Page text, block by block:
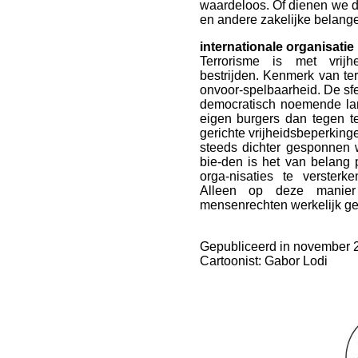
waardeloos. Of dienen we
en andere zakelijke
internationale organisatie
Terrorisme is met
bestrijden. Kenmerk van
onvoor-spelbaarheid. De
democratisch noemende
eigen burgers dan tegen
gerichte
steeds dichter gesponnen
bie-den is het van belang
orga-nisaties te
Alleen op deze
mensenrechten werkelijk
Gepubliceerd in november
Cartoonist: Gabor Lodi